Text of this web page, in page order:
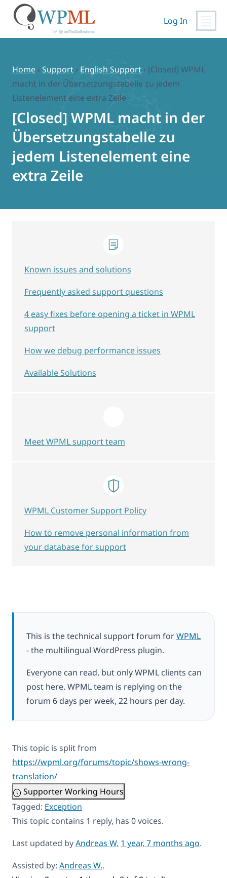
content
Log In
Home › Support › English Support › [Closed] WPML
macht in der Übersetzungstabelle zu jedem
Listenelement eine extra Zeile
[Closed] WPML macht in der
Übersetzungstabelle zu
jedem Listenelement eine
extra Zeile
This is the technical support forum forWPML
- the multilingual WordPress plugin.
Everyone can read, but only WPML clients can
post here. WPML team is replying on the
forum 6 days per week, 22 hours per day.
This topic is split from
https://wpml.org/forums/topic/shows-wrong-
translation/
Supporter Working Hours
Tagged: Exception
This topic contains 1 reply, has 0 voices.
Last updated byAndreas W. 1 year, 7 months ago.
Assisted by: Andreas W..
Known issues and solutions
Frequently asked support questions
4 easy fixes before opening a ticket in WPML
support
How we debug performance issues
Available Solutions
Meet WPML support team
WPML Customer Support Policy
How to remove personal information from
your database for support